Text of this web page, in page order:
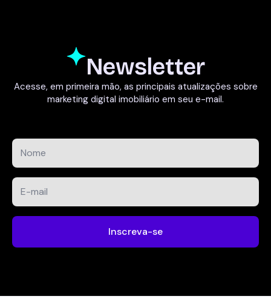
Newsletter
Acesse, em primeira mão, as principais atualizações sobre
marketing digital imobiliário em seu e-mail.
Nome
E-
mail
Inscreva-se